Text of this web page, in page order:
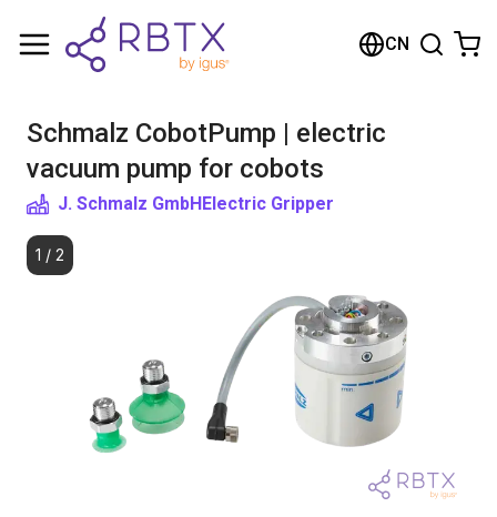
CN
Schmalz CobotPump | electric
vacuum pump for cobots
J. Schmalz GmbHElectric Gripper
1 / 2
购物车
浏览商店